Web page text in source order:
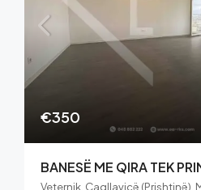
€350
BANESË ME QIRA TEK